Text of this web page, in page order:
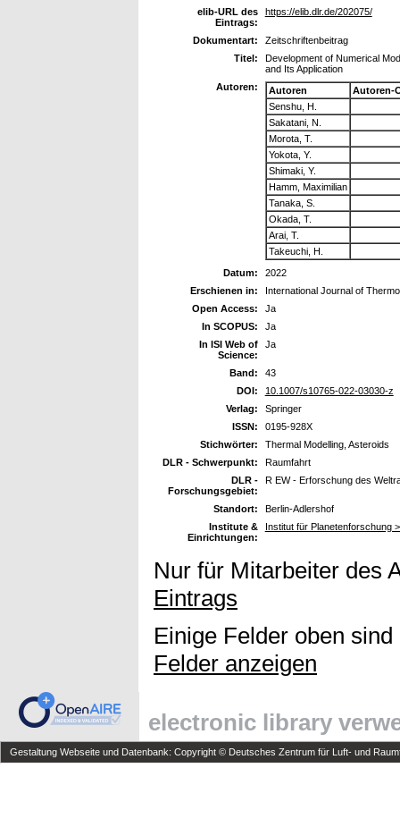
elib-URL des
Eintrags:
https://elib.dlr.de/202075/
Dokumentart:
Zeitschriftenbeitrag
Titel:
Development of Numerical
and Its Application
Autoren:
Autoren
Autoren-
Senshu, H.
Sakatani, N.
Morota, T.
Yokota, Y.
Shimaki, Y.
Hamm, Maximilian
Tanaka, S.
Okada, T.
Arai, T.
Takeuchi, H.
Datum:
2022
Erschienen in:
International Journal of
Open Access:
Ja
In SCOPUS:
Ja
In ISI Web of
Science:
Ja
Band:
43
DOI:
10.1007/s10765-022-03030-z
Verlag:
Springer
ISSN:
0195-928X
Stichwörter:
Thermal Modelling, Asteroids
DLR - Schwerpunkt:
Raumfahrt
DLR -
Forschungsgebiet:
R EW - Erforschung des
Standort:
Berlin-Adlershof
Institute &
Einrichtungen:
Institut für Planetenforschung
Nur für Mitarbeiter des
Eintrags
Einige Felder oben
Felder anzeigen
electronic library
Gestaltung Webseite und Datenbank: Copyright © Deutsches Zentrum für Luft- und